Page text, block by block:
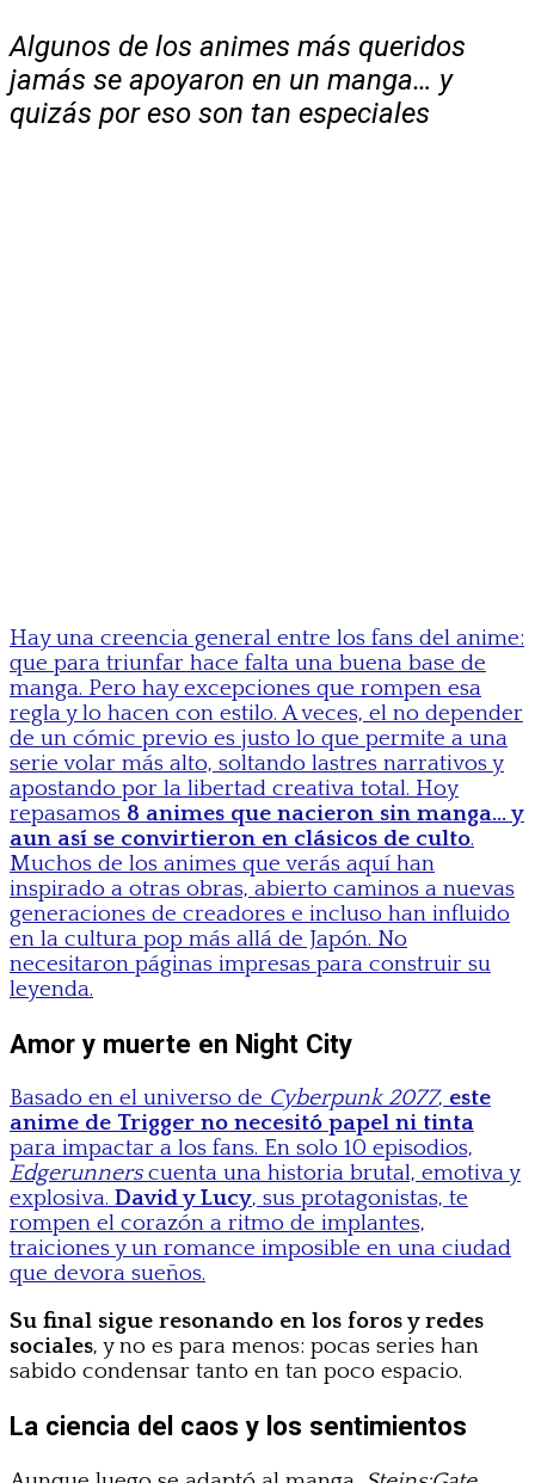
Algunos de los animes más queridos
jamás se apoyaron en un manga… y
quizás por eso son tan especiales
Hay una creencia general entre los fans del anime:
que para triunfar hace falta una buena base de
manga. Pero hay excepciones que rompen esa
regla y lo hacen con estilo. A veces, el no depender
de un cómic previo es justo lo que permite a una
serie volar más alto, soltando lastres narrativos y
apostando por la libertad creativa total. Hoy
repasamos 8 animes que nacieron sin manga… y
aun así se convirtieron en clásicos de culto.
Muchos de los animes que verás aquí han
inspirado a otras obras, abierto caminos a nuevas
generaciones de creadores e incluso han influido
en la cultura pop más allá de Japón. No
necesitaron páginas impresas para construir su
leyenda.
Amor y muerte en Night City
Basado en el universo de Cyberpunk 2077, este
anime de Trigger no necesitó papel ni tinta
para impactar a los fans. En solo 10 episodios,
Edgerunnerscuenta una historia brutal, emotiva y
explosiva. David y Lucy, sus protagonistas, te
rompen el corazón a ritmo de implantes,
traiciones y un romance imposible en una ciudad
que devora sueños.
Su final sigue resonando en los foros y redes
sociales, y no es para menos: pocas series han
sabido condensar tanto en tan poco espacio.
La ciencia del caos y los sentimientos